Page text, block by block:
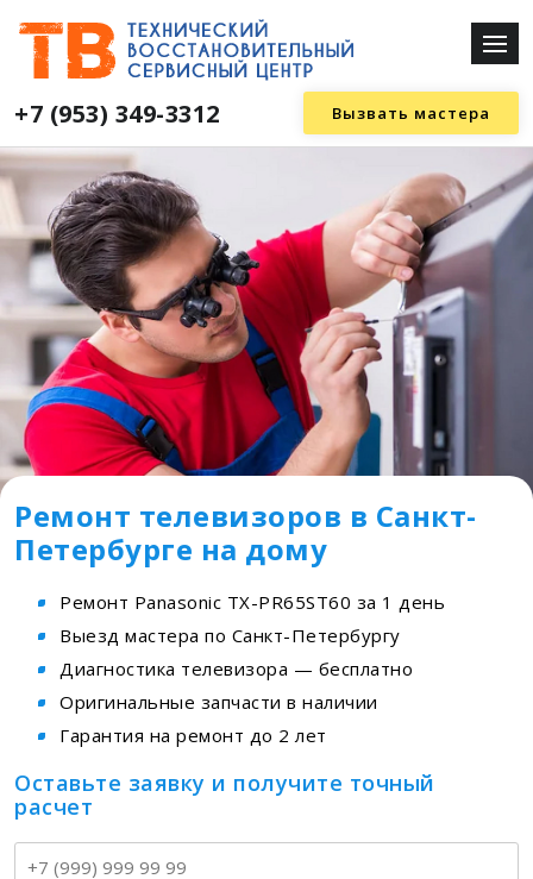
+7 (953) 349-3312 Вызвать мастера
Ремонт телевизоров в Санкт-
Петербурге на дому
Ремонт Panasonic TX-PR65ST60 за 1 день
Выезд мастера по Санкт-Петербургу
Диагностика телевизора — бесплатно
Оригинальные запчасти в наличии
Гарантия на ремонт до 2 лет
Оставьте заявку и получите точный
расчет